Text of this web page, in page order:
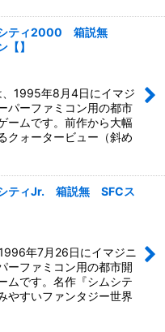
シティ2000 箱説無
】
、1995年8月4日にイマジ
パーファミコン用の都市
ームです。前作から大幅
クォータービュー（斜め
シティJr. 箱説無 SFCス
年7月26日にイマジニ
ーファミコン用の都市開
ムです。名作『シムシテ
やすいファンタジー世界